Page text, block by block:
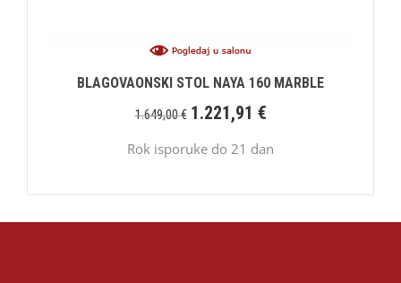
BLAGOVAONSKI STOL NAYA 160 MARBLE
1.649,00€ 1.221,91 €
Rok isporuke do 21 dan